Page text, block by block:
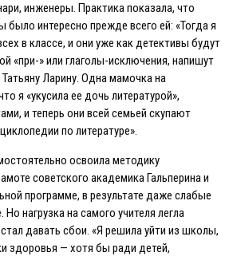
инженеры. Практика показала, что
было интересно прежде всего ей: «Тогда я
в классе, и они уже как детективы будут
«при-» или глаголы-исключения, напишут
Ларину. Одна мамочка на
я «укусила ее дочь литературой»,
и теперь они всей семьей скупают
по литературе».
освоила методику
советского академика Гальперина и
программе, в результате даже слабые
Но нагрузка на самого учителя легла
давать сбои. «Я решила уйти из школы,
здоровья — хотя бы ради детей,